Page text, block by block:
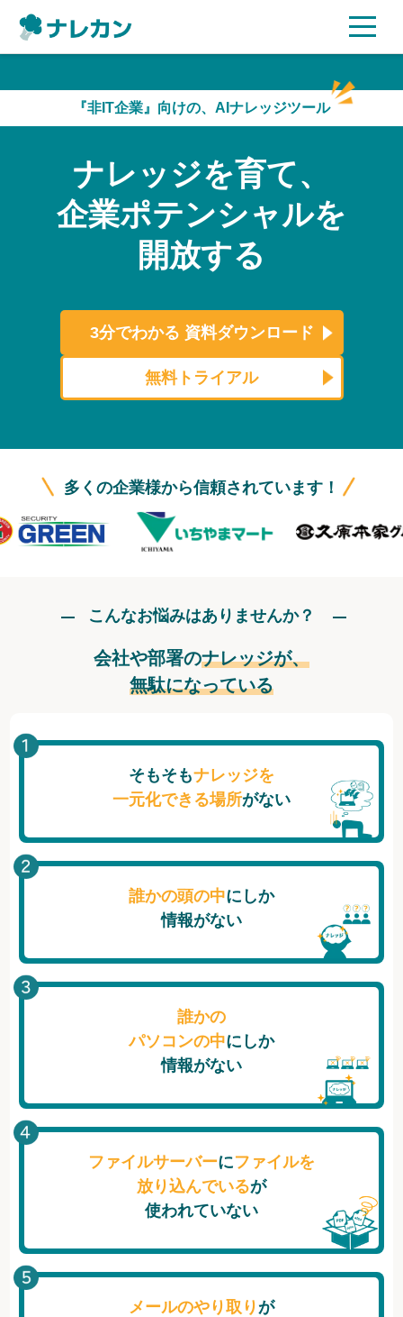
AI機能
ご利用企業様の声
セキュリティ
よくある質問
資料ダウンロード
ログイン
『非IT企業』向けの、AIナレッジツール
ナレッジを育て、
企業ポテンシャルを
開放する
3分でわかる 資料ダウンロード
無料トライアル
多くの企業様から信頼されています！
こんなお悩みはありませんか？
会社や部署のナレッジが、
無駄になっている
そもそもナレッジを
一元化できる場所がない
誰かの頭の中にしか
情報がない
誰かの
パソコンの中にしか
情報がない
ファイルサーバーにファイルを
放り込んでいるが
使われていない
メールのやり取り が